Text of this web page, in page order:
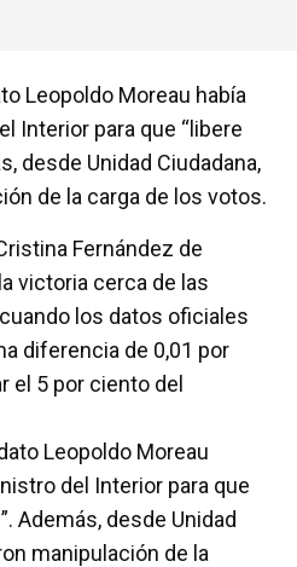
Leopoldo Moreau había
Interior para que “libere
desde Unidad Ciudadana,
de la carga de los votos.
Fernández de
victoria cerca de las
los datos oficiales
diferencia de 0,01 por
el 5 por ciento del
Leopoldo Moreau
del Interior para que
Además, desde Unidad
manipulación de la